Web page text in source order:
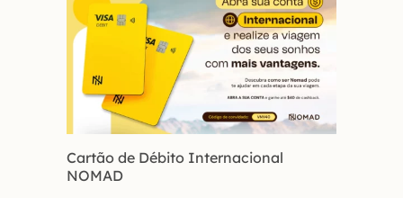
Cartão de Débito Internacional
NOMAD